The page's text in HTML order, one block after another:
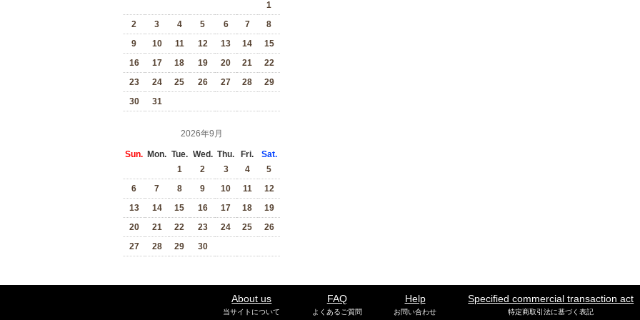
1
2
3 4 5 6 7
8
9
10 11 12 13 14
15
16
17 18 19 20 21
22
23
24 25 26 27 28
29
30
31
2026年9月
Sun. Mon. Tue. Wed. Thu. Fri.
Sat.
1
2 3 4
5
6
7 8 9 10 11
12
13
14 15 16 17 18
19
20
21 22 23 24 25
26
27
28 29 30
About us
当サイトについて
FAQ
よくあるご質問
Help
お問い合わせ
Specified commercial transaction act
特定商取引法に基づく表記